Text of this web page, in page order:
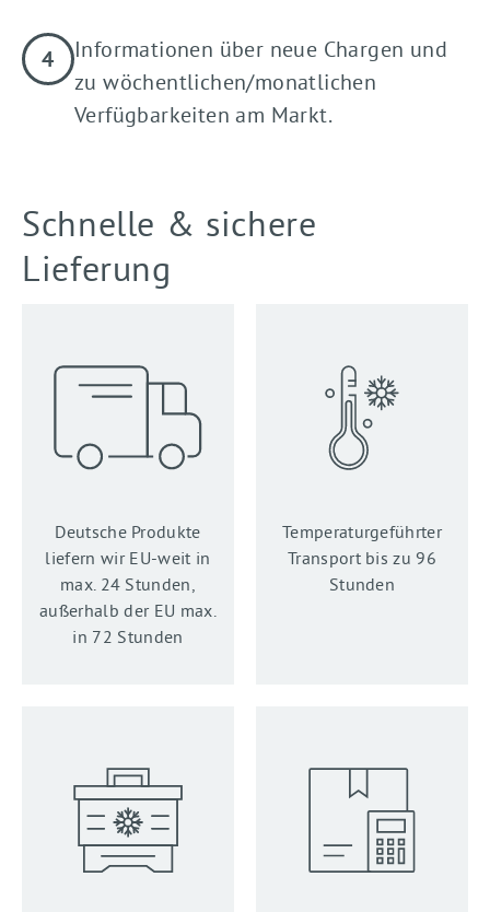
Informationen über neue Chargen und
zu wöchentlichen/monatlichen
Verfügbarkeiten am Markt.
Schnelle & sichere
Lieferung
Deutsche Produkte
liefern wir EU-weit in
max. 24 Stunden,
außerhalb der EU max.
in 72 Stunden
Temperatur­geführter
Transport bis zu 96
Stunden